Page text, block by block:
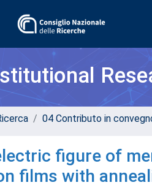
04 Contributo in
figure of
films with